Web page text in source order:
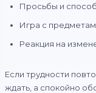
Просьбы и
Игра с
Реакция на
Если трудности
ждать, а спокойно